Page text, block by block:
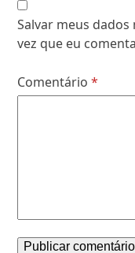
Salvar meus
vez que eu
Comentário*